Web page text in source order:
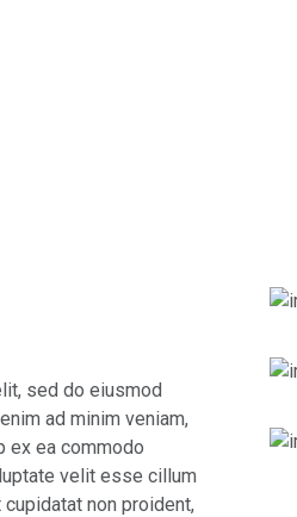
sed do eiusmod
ad minim veniam,
ex ea commodo
velit esse cillum
non proident,